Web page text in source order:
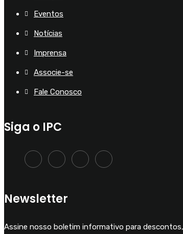
Eventos
Notícias
Imprensa
Associe-se
Fale Conosco
Siga o IPC
Newsletter
Assine nosso boletim informativo para